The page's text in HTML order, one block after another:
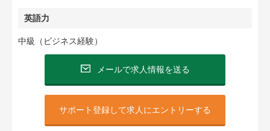
英語力
中級（ビジネス経験）
メールで求人情報を送る
サポート登録して求人にエントリーする